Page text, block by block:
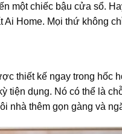
một chiếc bậu cửa sổ.
Home. Mọi thứ không
thiết kế ngay trong hốc
tiện dụng. Nó có thể là
nhà thêm gọn gàng và